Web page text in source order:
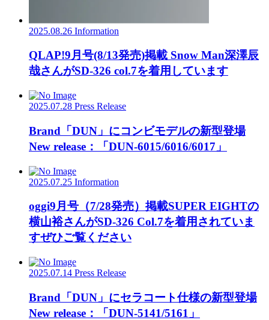
2025.08.26 Information
QLAP!9月号(8/13発売)掲載 Snow Man深澤辰
哉さんがSD-326 col.7を着用しています
2025.07.28 Press Release
Brand「DUN」にコンビモデルの新型登場
New release：「DUN-6015/6016/6017」
2025.07.25 Information
oggi9月号（7/28発売）掲載SUPER EIGHTの
横山裕さんがSD-326 Col.7を着用されていま
すぜひご覧ください
2025.07.14 Press Release
Brand「DUN」にセラコート仕様の新型登場
New release：「DUN-5141/5161」